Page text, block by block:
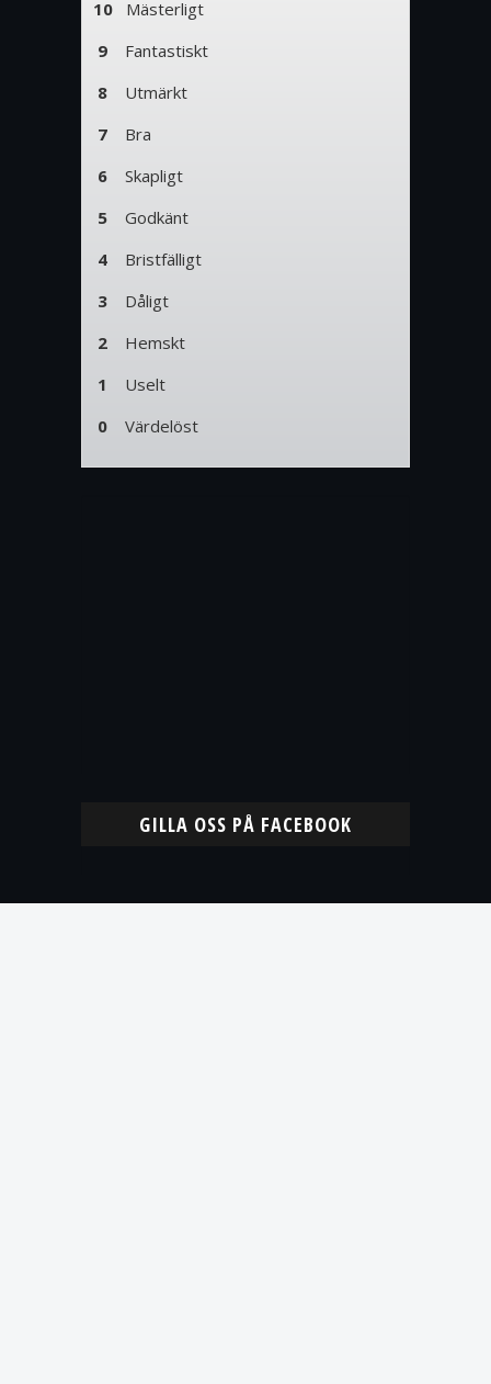
10 Mästerligt
9 Fantastiskt
8 Utmärkt
7 Bra
6 Skapligt
5 Godkänt
4 Bristfälligt
3 Dåligt
2 Hemskt
1 Uselt
0 Värdelöst
GILLA OSS PÅ FACEBOOK